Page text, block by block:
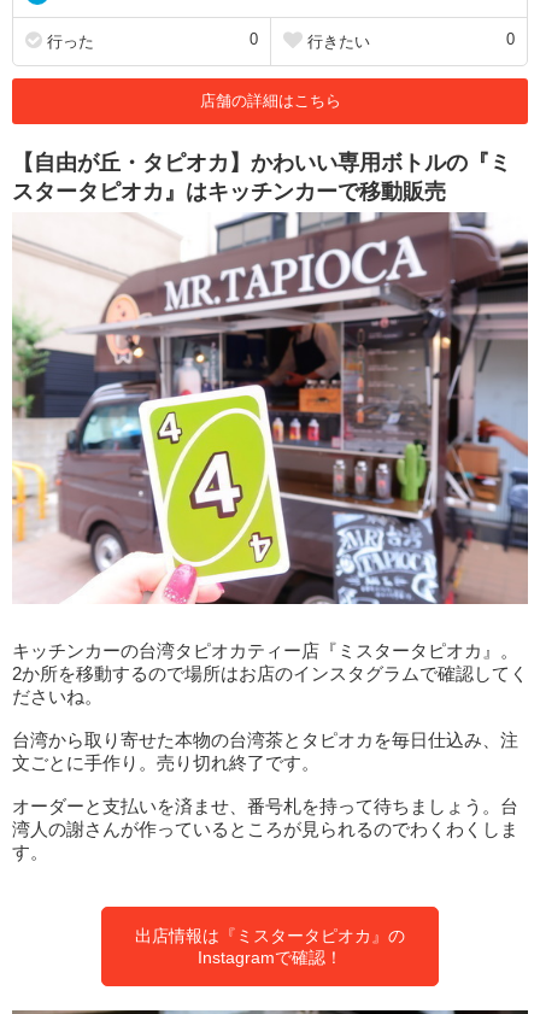
行った 0 行きたい 0
店舗の詳細はこちら
【自由が丘・タピオカ】かわいい専用ボトルの『ミ
スタータピオカ』はキッチンカーで移動販売
キッチンカーの台湾タピオカティー店『ミスタータピオカ』。
2か所を移動するので場所はお店のインスタグラムで確認してく
ださいね。
台湾から取り寄せた本物の台湾茶とタピオカを毎日仕込み、注
文ごとに手作り。売り切れ終了です。
オーダーと支払いを済ませ、番号札を持って待ちましょう。台
湾人の謝さんが作っているところが見られるのでわくわくしま
す。
出店情報は『ミスタータピオカ』の
Instagramで確認！